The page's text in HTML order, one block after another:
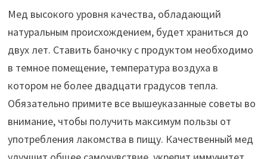
Мед высокого уровня качества, обладающий
натуральным происхождением, будет храниться до
двух лет. Ставить баночку с продуктом необходимо
в темное помещение, температура воздуха в
котором не более двадцати градусов тепла.
Обязательно примите все вышеуказанные советы во
внимание, чтобы получить максимум пользы от
употребления лакомства в пищу. Качественный мед